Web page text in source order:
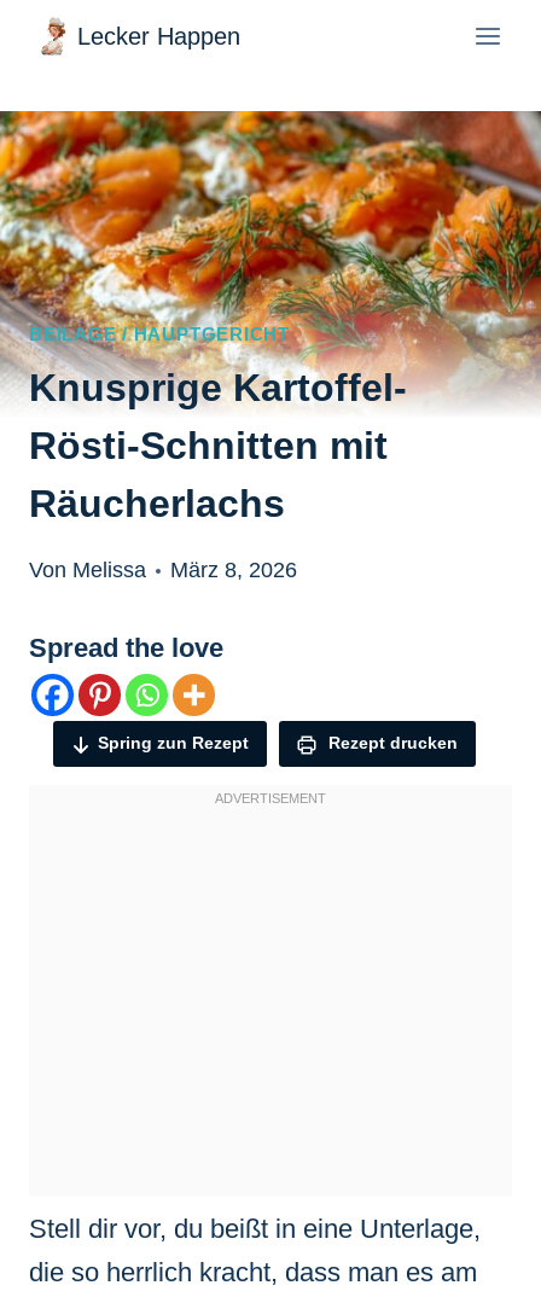
Zum
Inhalt
springen
Lecker Happen
BEILAGE / HAUPTGERICHT
Knusprige Kartoffel-
Rösti-Schnitten mit
Räucherlachs
Von Melissa März 8, 2026
Spread the love
Spring zun Rezept Rezept drucken
Stell dir vor, du beißt in eine Unterlage,
die so herrlich kracht, dass man es am